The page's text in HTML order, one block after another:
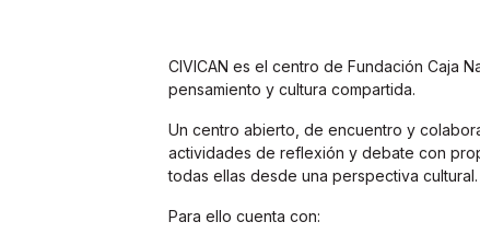
CIVICAN es el centro de Fundación Caja
pensamiento y cultura compartida.
Un centro abierto, de encuentro y
actividades de reflexión y debate con
todas ellas desde una perspectiva cultural.
Para ello cuenta con: